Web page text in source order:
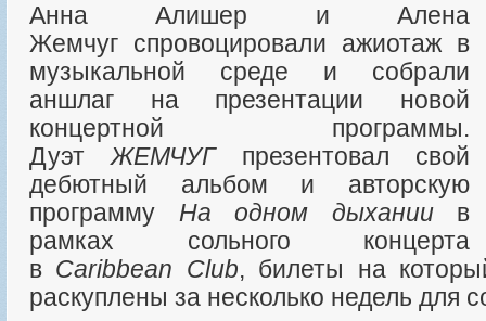
Анна Алишер и Алена
Жемчуг спровоцировали ажиотаж в
музыкальной среде и собрали
аншлаг на презентации новой
концертной программы.
Дуэт ЖЕМЧУГпрезентовал свой
дебютный альбом и авторскую
программу На одном дыханиив
рамках сольного концерта
в Caribbean Club, билеты на
раскуплены за несколько недель для